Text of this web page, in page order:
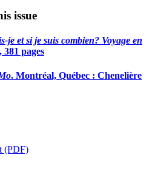
issue
je et si je suis combien? Voyage en
pages
. Montréal, Québec : Chenelière
(PDF)